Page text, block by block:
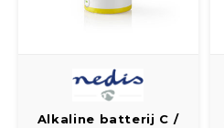
Alkaline batterij C /